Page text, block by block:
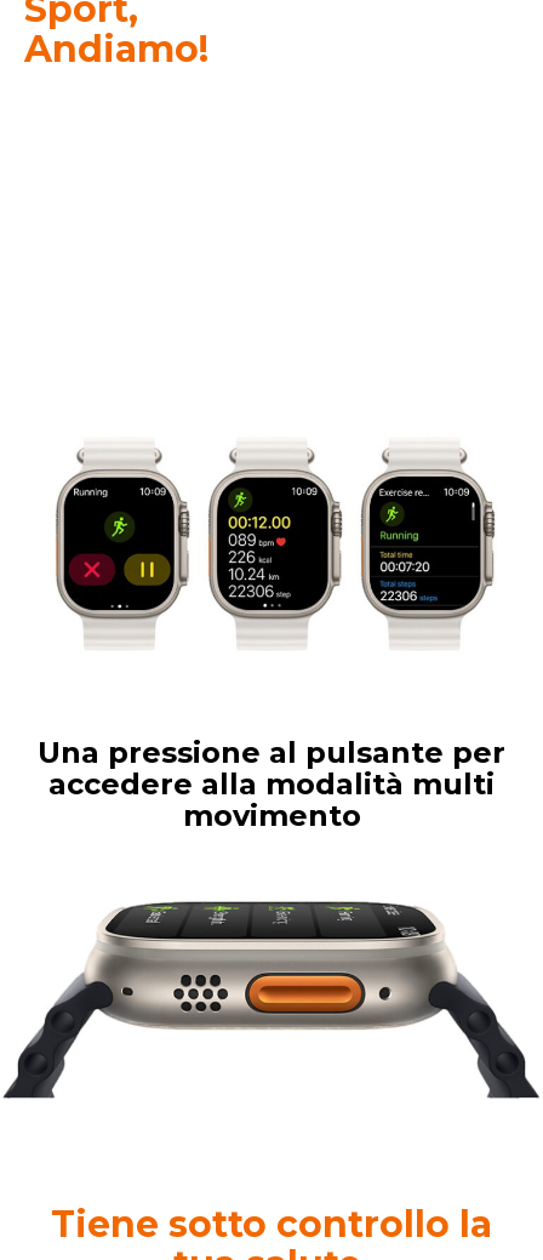
Sport,
Andiamo!
Una pressione al pulsante per
accedere alla modalità multi
movimento
Tiene sotto controllo la